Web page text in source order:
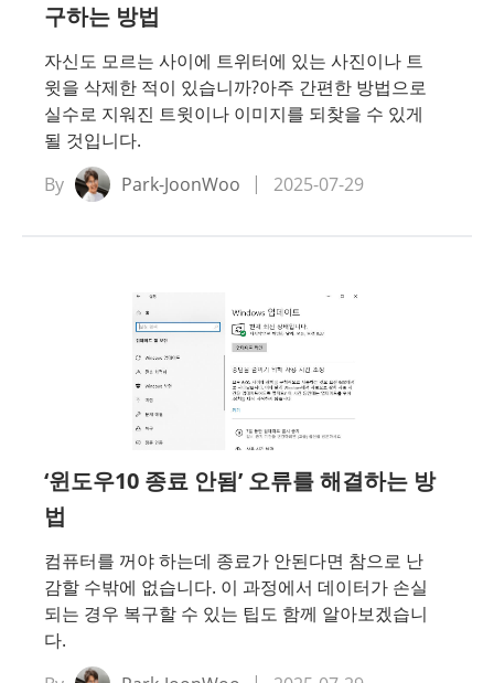
구하는 방법
자신도 모르는 사이에 트위터에 있는 사진이나 트
윗을 삭제한 적이 있습니까?아주 간편한 방법으로
실수로 지워진 트윗이나 이미지를 되찾을 수 있게
될 것입니다.
By
Park-JoonWoo 2025-07-29
‘윈도우10 종료 안됨’ 오류를 해결하는 방
법
컴퓨터를 꺼야 하는데 종료가 안된다면 참으로 난
감할 수밖에 없습니다. 이 과정에서 데이터가 손실
되는 경우 복구할 수 있는 팁도 함께 알아보겠습니
다.